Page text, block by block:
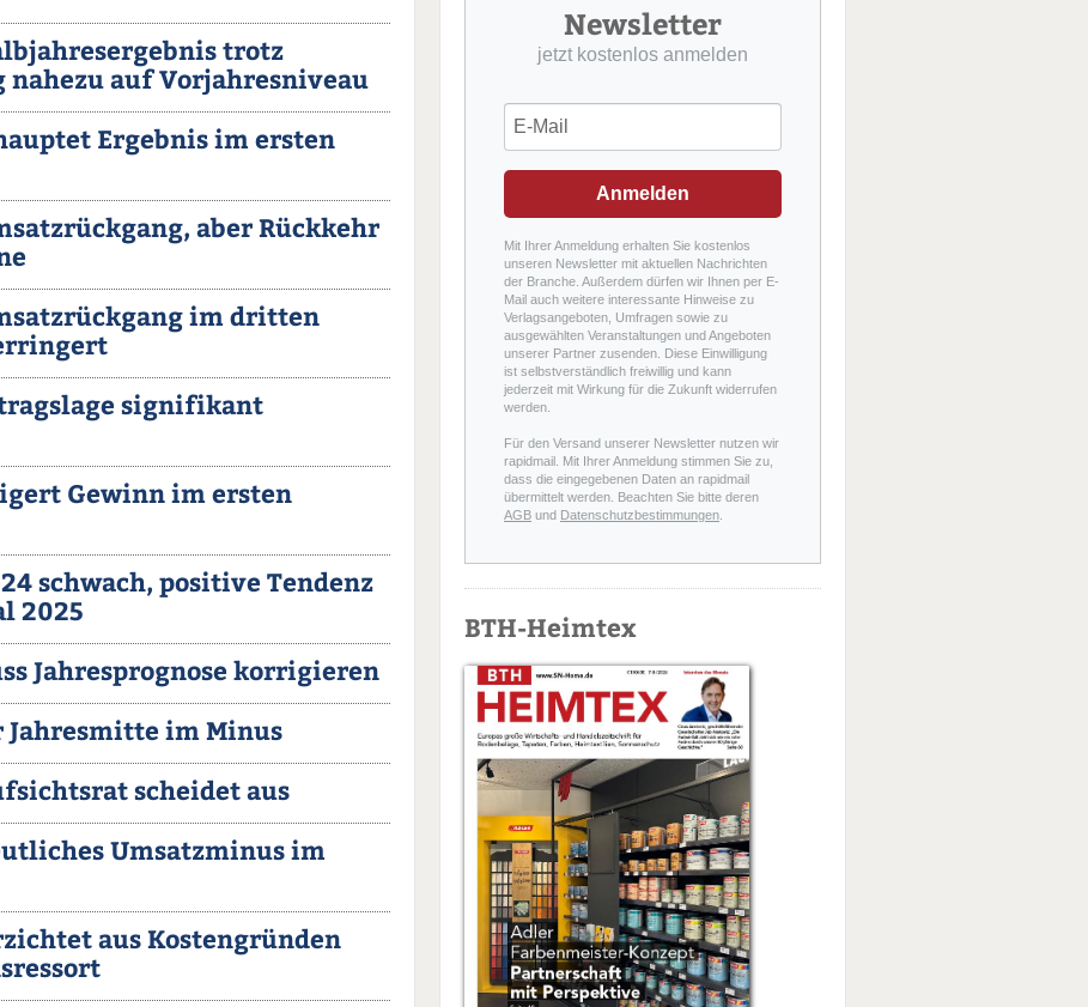
trotz
nahezu auf Vorjahresniveau
Ergebnis im ersten
aber Rückkehr
im dritten
signifikant
Gewinn im ersten
schwach, positive Tendenz
2025
Jahresprognose korrigieren
Jahresmitte im Minus
scheidet aus
Umsatzminus im
aus Kostengründen
Newsletter
jetzt kostenlos anmelden
Anmelden
Mit Ihrer Anmeldung erhalten Sie kostenlos
unseren Newsletter mit aktuellen Nachrichten
der Branche. Außerdem dürfen wir Ihnen per E-
Mail auch weitere interessante Hinweise zu
Verlagsangeboten, Umfragen sowie zu
ausgewählten Veranstaltungen und Angeboten
unserer Partner zusenden. Diese Einwilligung
ist selbstverständlich freiwillig und kann
jederzeit mit Wirkung für die Zukunft widerrufen
werden.
Für den Versand unserer Newsletter nutzen wir
rapidmail. Mit Ihrer Anmeldung stimmen Sie zu,
dass die eingegebenen Daten an rapidmail
übermittelt werden. Beachten Sie bitte deren
AGB und Datenschutzbestimmungen
BTH-Heimtex